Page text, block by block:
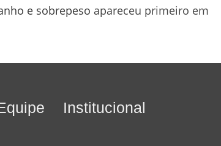
e sobrepeso apareceu primeiro em
Institucional